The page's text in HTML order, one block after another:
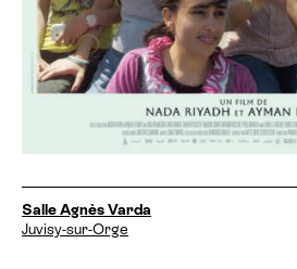
D
a
Salle Agnès Varda
Juvisy-sur-Orge